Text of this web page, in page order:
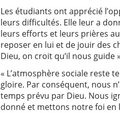
Les étudiants ont apprécié
leurs difficultés. Elle leur a
leurs efforts et leurs prières
reposer en lui et de jouir des
Dieu, on croit qu’il nous guide
« L’atmosphère sociale reste
gloire. Par conséquent, nous
temps prévu par Dieu. Nous
donné et mettons notre foi en